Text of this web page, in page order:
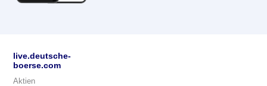
live.deutsche-
boerse.com
Aktien